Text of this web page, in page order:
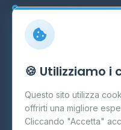
Marche
Info
Cos'è il GPL
FAQ
Contatti
🍪 Utilizziamo i
Questo sito utilizza
offrirti una migliore
Cliccando "Accetta"